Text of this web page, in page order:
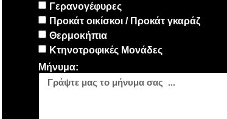
Γερανογέφυρες
Προκάτ οικίσκοι / Προκάτ γκαράζ
Θερμοκήπια
Κτηνοτροφικές Μονάδες
Μήνυμα: